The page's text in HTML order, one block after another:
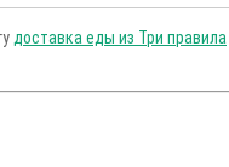
доставка еды из Три правила